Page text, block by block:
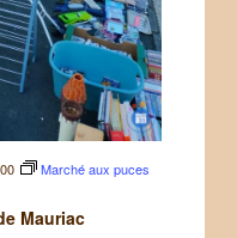
Mauriac
Marché aux puces